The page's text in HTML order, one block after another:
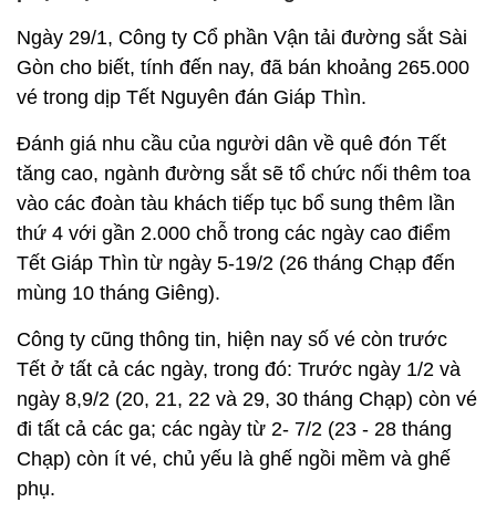
Ngày 29/1, Công ty Cổ phần Vận tải đường sắt Sài
Gòn cho biết, tính đến nay, đã bán khoảng 265.000
vé trong dịp Tết Nguyên đán Giáp Thìn.
Đánh giá nhu cầu của người dân về quê đón Tết
tăng cao, ngành đường sắt sẽ tổ chức nối thêm toa
vào các đoàn tàu khách tiếp tục bổ sung thêm lần
thứ 4 với gần 2.000 chỗ trong các ngày cao điểm
Tết Giáp Thìn từ ngày 5-19/2 (26 tháng Chạp đến
mùng 10 tháng Giêng).
Công ty cũng thông tin, hiện nay số vé còn trước
Tết ở tất cả các ngày, trong đó: Trước ngày 1/2 và
ngày 8,9/2 (20, 21, 22 và 29, 30 tháng Chạp) còn vé
đi tất cả các ga; các ngày từ 2- 7/2 (23 - 28 tháng
Chạp) còn ít vé, chủ yếu là ghế ngồi mềm và ghế
phụ.